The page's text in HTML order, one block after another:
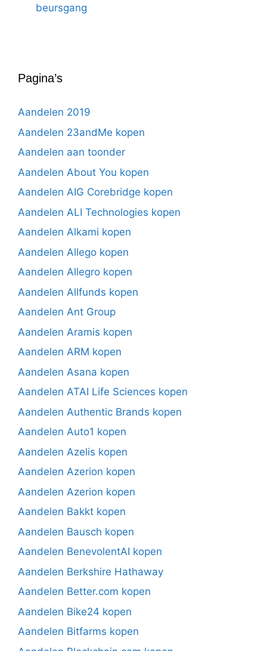
beursgang
Pagina’s
Aandelen 2019
Aandelen 23andMe kopen
Aandelen aan toonder
Aandelen About You kopen
Aandelen AIG Corebridge kopen
Aandelen ALI Technologies kopen
Aandelen Alkami kopen
Aandelen Allego kopen
Aandelen Allegro kopen
Aandelen Allfunds kopen
Aandelen Ant Group
Aandelen Aramis kopen
Aandelen ARM kopen
Aandelen Asana kopen
Aandelen ATAI Life Sciences kopen
Aandelen Authentic Brands kopen
Aandelen Auto1 kopen
Aandelen Azelis kopen
Aandelen Azerion kopen
Aandelen Azerion kopen
Aandelen Bakkt kopen
Aandelen Bausch kopen
Aandelen BenevolentAI kopen
Aandelen Berkshire Hathaway
Aandelen Better.com kopen
Aandelen Bike24 kopen
Aandelen Bitfarms kopen